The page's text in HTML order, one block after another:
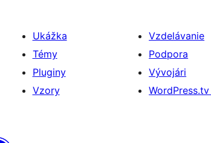
Ukážka
Témy
Pluginy
Vzory
Vzdelávanie
Podpora
Vývojári
WordPress.tv